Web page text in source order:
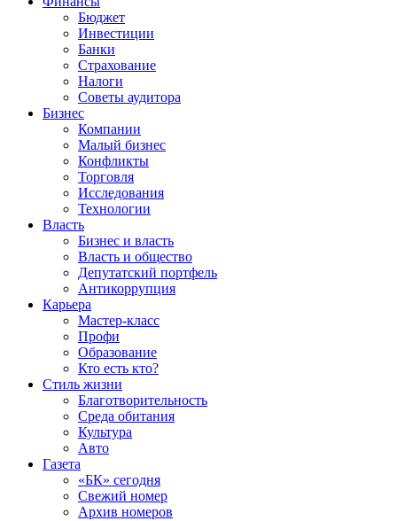
Бюджет
Инвестиции
Банки
Страхование
Налоги
Советы аудитора
Бизнес
Компании
Малый бизнес
Конфликты
Торговля
Исследования
Технологии
Власть
Бизнес и власть
Власть и общество
Депутатский портфель
Антикоррупция
Карьера
Мастер-класс
Профи
Образование
Кто есть кто?
Стиль жизни
Благотворительность
Среда обитания
Культура
Авто
Газета
«БК» сегодня
Свежий номер
Архив номеров